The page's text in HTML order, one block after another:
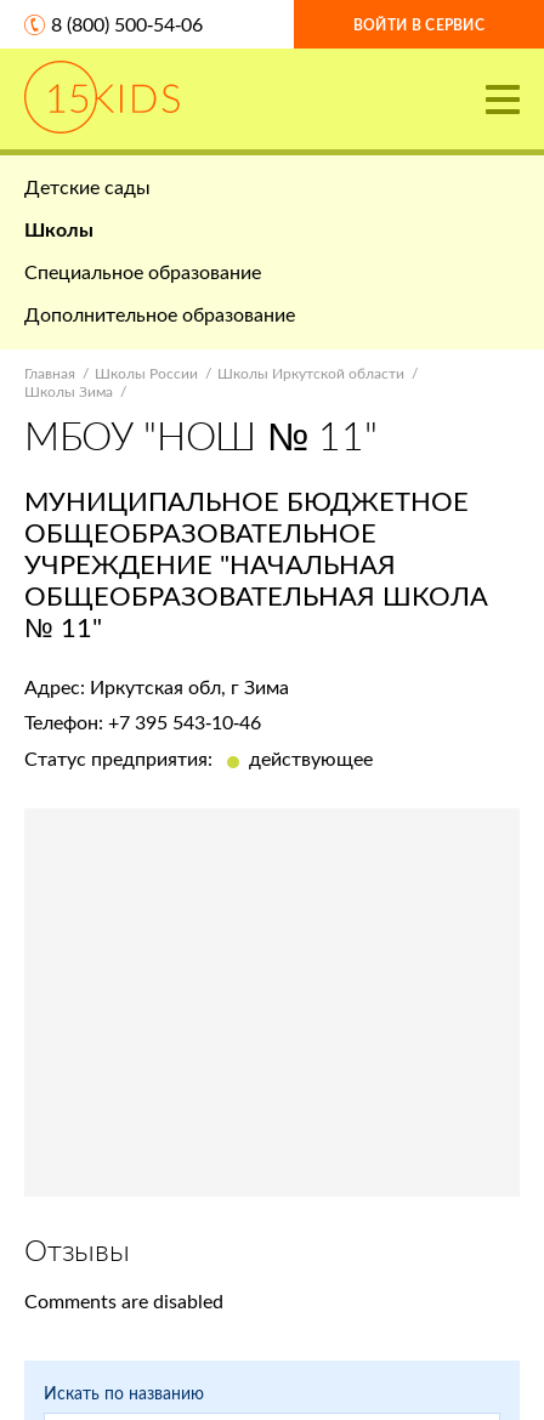
8 (800) 500-54-06 ВОЙТИ В СЕРВИС
Детские сады
Школы
Специальное образование
Дополнительное образование
Главная Школы России
Школы Иркутской области
Школы Зима
МБОУ "НОШ № 11"
МУНИЦИПАЛЬНОЕ БЮДЖЕТНОЕ
ОБЩЕОБРАЗОВАТЕЛЬНОЕ
УЧРЕЖДЕНИЕ "НАЧАЛЬНАЯ
ОБЩЕОБРАЗОВАТЕЛЬНАЯ ШКОЛА
№ 11"
Адрес: Иркутская обл, г Зима
Телефон: +7 395 543-10-46
Статус предприятия:
действующее
Отзывы
Comments are disabled
Искать по названию